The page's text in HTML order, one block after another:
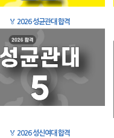
🏅 2026 성균관대 합격
🏅 2026 성신여대 합격